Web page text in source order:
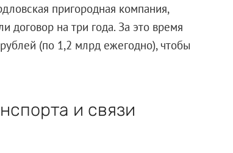
пригородная компания,
договор на три года. За это время
(по 1,2 млрд ежегодно), чтобы
и связи